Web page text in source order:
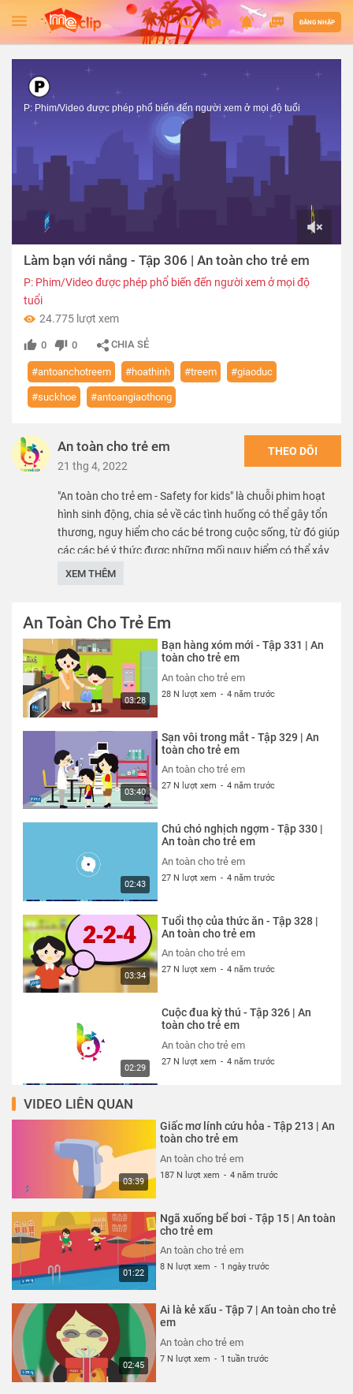
ĐĂNG NHẬP
P: Phim/Video được phép phổ biến đến người xem ở mọi độ tuổi
Làm bạn với nắng - Tập 306 | An toàn cho trẻ em
P: Phim/Video được phép phổ biến đến người xem ở mọi độ
tuổi
24.775 lượt xem
0 0 CHIA SẺ
#antoanchotreem #hoathinh #treem #giaoduc
#suckhoe #antoangiaothong
An toàn cho trẻ em
21 thg 4, 2022
THEO DÕI
"An toàn cho trẻ em - Safety for kids" là chuỗi phim hoạt
hình sinh động, chia sẻ về các tình huống có thể gây tổn
thương, nguy hiểm cho các bé trong cuộc sống, từ đó giúp
các các bé ý thức được những mối nguy hiểm có thể xảy
ra, nhằm mang lại môi trường phát triển an toàn, lành
We care about safety of children. SK VN provide free
educational sources and materials of kid safety.
Thể loại :PHIM
XEM THÊM
An Toàn Cho Trẻ Em
03:28
Bạn hàng xóm mới - Tập 331 | An
toàn cho trẻ em
An toàn cho trẻ em
28 N lượt xem - 4 năm trước
03:40
Sạn vôi trong mắt - Tập 329 | An
toàn cho trẻ em
An toàn cho trẻ em
27 N lượt xem - 4 năm trước
02:43
Chú chó nghịch ngợm - Tập 330 |
An toàn cho trẻ em
An toàn cho trẻ em
27 N lượt xem - 4 năm trước
03:34
Tuổi thọ của thức ăn - Tập 328 |
An toàn cho trẻ em
An toàn cho trẻ em
27 N lượt xem - 4 năm trước
02:29
Cuộc đua kỳ thú - Tập 326 | An
toàn cho trẻ em
An toàn cho trẻ em
27 N lượt xem - 4 năm trước
An toàn cho trẻ em
27 N lượt xem
03:23
An toàn cho trẻ em
An toàn cho trẻ em
27 N lượt xem
03:42
An toàn cho trẻ em
26 N lượt xem
VIDEO LIÊN QUAN
03:39
Giấc mơ lính cứu hỏa - Tập 213 | An
toàn cho trẻ em
An toàn cho trẻ em
187 N lượt xem - 4 năm trước
01:22
Ngã xuống bể bơi - Tập 15 | An toàn
cho trẻ em
An toàn cho trẻ em
8 N lượt xem - 1 ngày trước
02:45
Ai là kẻ xấu - Tập 7 | An toàn cho trẻ
em
An toàn cho trẻ em
7 N lượt xem - 1 tuần trước